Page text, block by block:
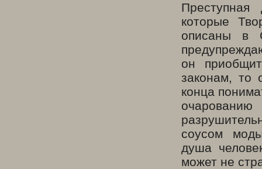
Преступная
которые
описаны в
он
законам, то
конца
соусом
душа
может не